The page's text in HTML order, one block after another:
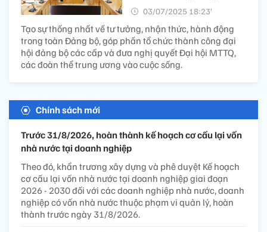
03/07/2025 18:23’
Tạo sự thống nhất về tư tưởng, nhận thức, hành động
trong toàn Đảng bộ, góp phần tổ chức thành công đại
hội đảng bộ các cấp và đưa nghị quyết Đại hội MTTQ,
các đoàn thể trung ương vào cuộc sống.
Chính sách mới
Trước 31/8/2026, hoàn thành kế hoạch cơ cấu lại vốn
nhà nước tại doanh nghiệp
Theo đó, khẩn trương xây dựng và phê duyệt Kế hoạch
cơ cấu lại vốn nhà nước tại doanh nghiệp giai đoạn
2026 - 2030 đối với các doanh nghiệp nhà nước, doanh
nghiệp có vốn nhà nước thuộc phạm vi quản lý, hoàn
thành trước ngày 31/8/2026.